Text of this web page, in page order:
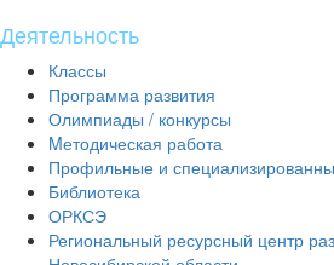
Деятельность
Классы
Программа развития
Олимпиады / конкурсы
Mетодическая работа
Профильные и
Библиотека
ОРКСЭ
Региональный ресурсный центр